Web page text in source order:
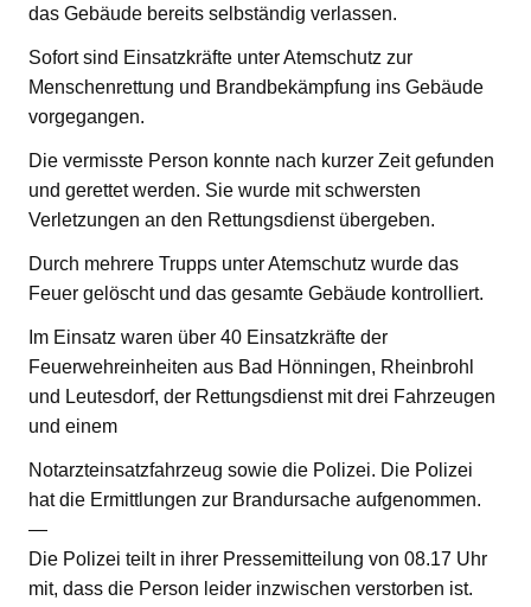
das Gebäude bereits selbständig verlassen.
Sofort sind Einsatzkräfte unter Atemschutz zur
Menschenrettung und Brandbekämpfung ins Gebäude
vorgegangen.
Die vermisste Person konnte nach kurzer Zeit gefunden
und gerettet werden. Sie wurde mit schwersten
Verletzungen an den Rettungsdienst übergeben.
Durch mehrere Trupps unter Atemschutz wurde das
Feuer gelöscht und das gesamte Gebäude kontrolliert.
Im Einsatz waren über 40 Einsatzkräfte der
Feuerwehreinheiten aus Bad Hönningen, Rheinbrohl
und Leutesdorf, der Rettungsdienst mit drei Fahrzeugen
und einem
Notarzteinsatzfahrzeug sowie die Polizei. Die Polizei
hat die Ermittlungen zur Brandursache aufgenommen.
—
Die Polizei teilt in ihrer Pressemitteilung von 08.17 Uhr
mit, dass die Person leider inzwischen verstorben ist.